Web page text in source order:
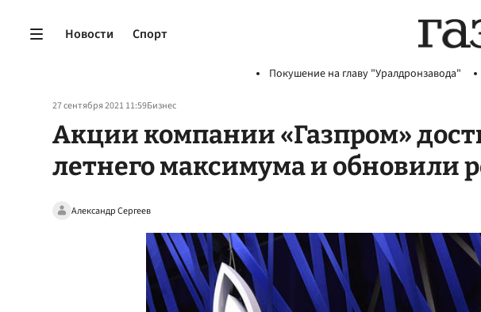
Новости Спорт
Покушение на главу "Уралдронзавода"
27 сентября 2021 11:59Бизнес
Акции компании «Газпром»
летнего максимума и обновили
Александр Сергеев